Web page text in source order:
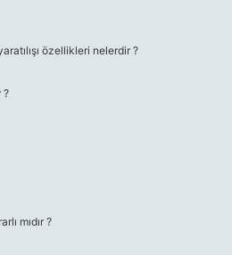
özellikleri nelerdir ?
?
mıdır ?